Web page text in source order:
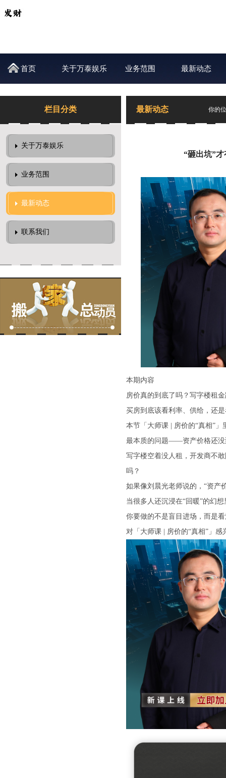
首页 关于万泰娱乐 业务范围 最新动态
栏目分类
关于万泰娱乐
业务范围
最新动态
联系我们
最新动态 你的
“砸出坑”
本期内容
房价真的到底了吗？写字楼租
买房到底该看利率、供给，还
本节「大师课 | 房价的“真相”
最本质的问题——资产价格还没
写字楼空着没人租，开发商不
吗？
如果像刘晨光老师说的，“资产
当很多人还沉浸在“回暖”的幻
你要做的不是盲目进场，而是
对「大师课 | 房价的“真相”」